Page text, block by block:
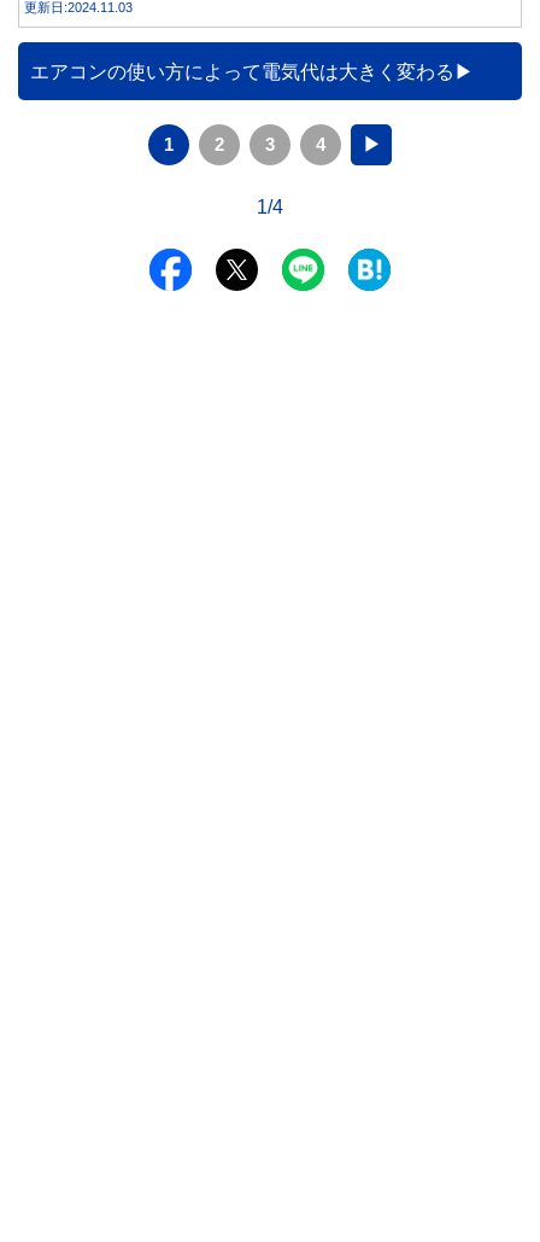
更新日:2024.11.03
エアコンの使い方によって電気代は大きく変わる
1 2 3 4 ▶
1/4